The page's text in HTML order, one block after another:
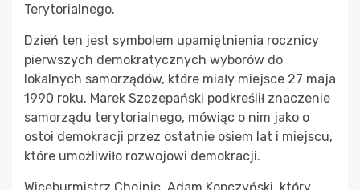
Terytorialnego.
Dzień ten jest symbolem upamiętnienia rocznicy
pierwszych demokratycznych wyborów do
lokalnych samorządów, które miały miejsce 27 maja
1990 roku. Marek Szczepański podkreślił znaczenie
samorządu terytorialnego, mówiąc o nim jako o
ostoi demokracji przez ostatnie osiem lat i miejscu,
które umożliwiło rozwojowi demokracji.
Wiceburmistrz Chojnic, Adam Kopczyński, który